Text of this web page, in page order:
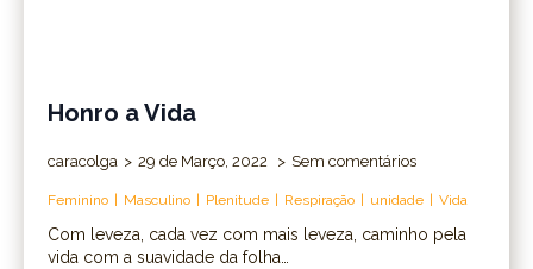
Honro a Vida
caracolga 29 de Março, 2022 Sem comentários
Feminino Masculino Plenitude Respiração unidade Vida
Com leveza, cada vez com mais leveza, caminho pela
vida com a suavidade da folha…